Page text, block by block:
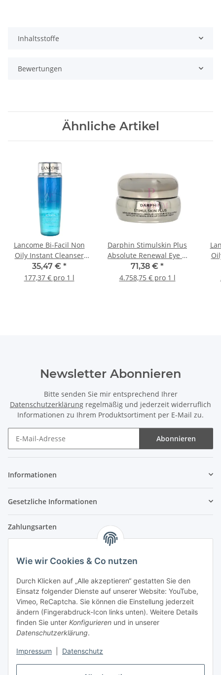
Wie wir Cookies & Co nutzen
Durch Klicken auf „Alle akzeptieren“ gestatten Sie den
Einsatz folgender Dienste auf unserer Website: YouTube,
Vimeo, ReCaptcha. Sie können die Einstellung jederzeit
ändern (Fingerabdruck-Icon links unten). Weitere Details
finden Sie unter Konfigurieren und in unserer
Datenschutzerklärung.
Impressum Datenschutz
Inhaltsstoffe
Bewertungen
Ähnliche Artikel
Lancome Bi-Facil Non
Oily Instant Cleanser
200ml
35,47 € *
177,37 € pro 1 l
Darphin Stimulskin Plus
Absolute Renewal Eye &
Lip Cont. Cr. 15ml
71,38 € *
4.758,75 € pro 1 l
Newsletter Abonnieren
Bitte senden Sie mir entsprechend Ihrer
Datenschutzerklärung regelmäßig und jederzeit widerruflich
Informationen zu Ihrem Produktsortiment per E-Mail zu.
Abonnieren
Informationen
Gesetzliche Informationen
Zahlungsarten
Versandpartner
Partner